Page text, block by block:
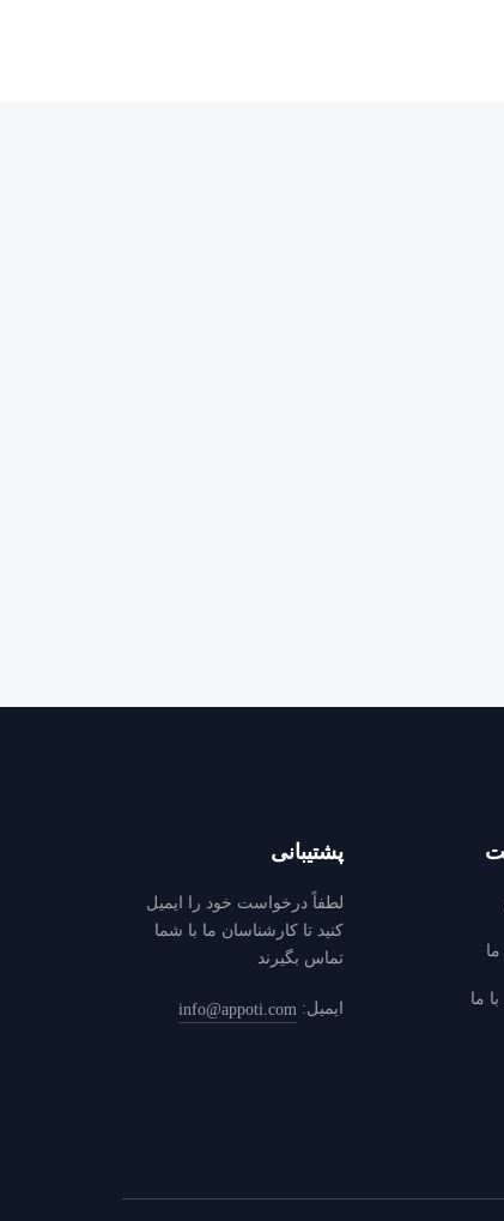
با ما
پشتیبانی
لطفاً درخواست خود را ايميل
كنيد تا كارشناسان ما با شما
تماس بگيرند
ایمیل: info@appoti.com